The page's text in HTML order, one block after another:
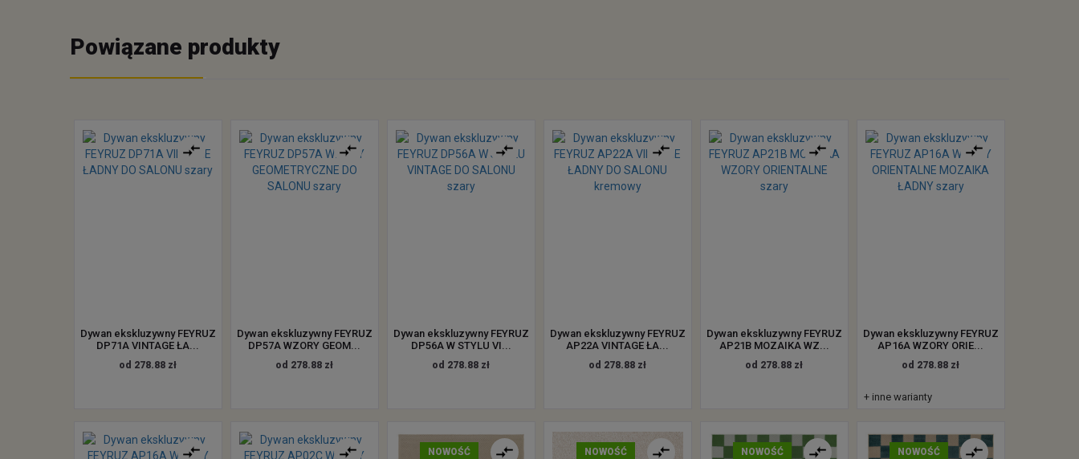
Powiązane produkty
Dywan ekskluzywny FEYRUZ
DP71A VINTAGE ŁA...
od 278.88 zł
Dywan ekskluzywny FEYRUZ
DP57A WZORY GEOM...
od 278.88 zł
Dywan ekskluzywny FEYRUZ
DP56A W STYLU VI...
od 278.88 zł
Dywan ekskluzywny FEYRUZ
AP22A VINTAGE ŁA...
od 278.88 zł
Dywan ekskluzywny FEYRUZ
AP21B MOZAIKA WZ...
od 278.88 zł
Dywan ekskluzywny FEYRUZ
AP16A WZORY ORIE...
od 278.88 zł
+ inne warianty
NOWOŚĆ NOWOŚĆ NOWOŚĆ NOWOŚĆ